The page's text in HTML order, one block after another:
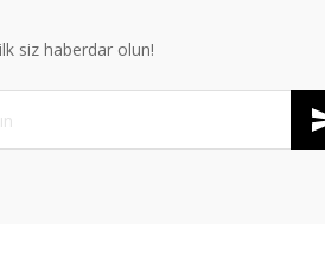
olmalı.
siz haberdar olun!